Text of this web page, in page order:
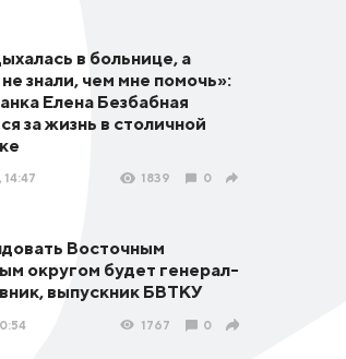
в больнице, а
знали, чем мне помочь»:
Елена Безбабная
за жизнь в столичной
14:47 1839 0
Восточным
округом будет генерал-
выпускник БВТКУ
1767 0